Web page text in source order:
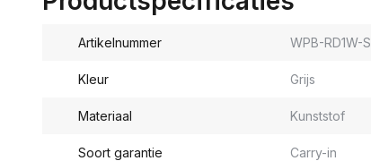
Artikelnummer WPB-RD1W-S
Kleur Grijs
Materiaal Kunststof
Soort garantie Carry-in